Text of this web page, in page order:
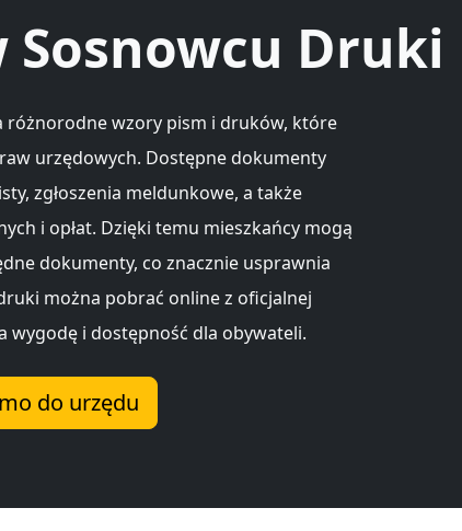
Druki
różnorodne wzory pism i druków, które
urzędowych. Dostępne dokumenty
zgłoszenia meldunkowe, a także
i opłat. Dzięki temu mieszkańcy mogą
dokumenty, co znacznie usprawnia
można pobrać online z oficjalnej
i dostępność dla obywateli.
do urzędu